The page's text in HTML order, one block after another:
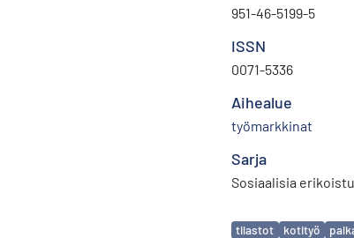
951-46-5199-5
ISSN
0071-5336
Aihealue
työmarkkinat
Sarja
Sosiaalisia
Avainsanat
tilastot kotityö